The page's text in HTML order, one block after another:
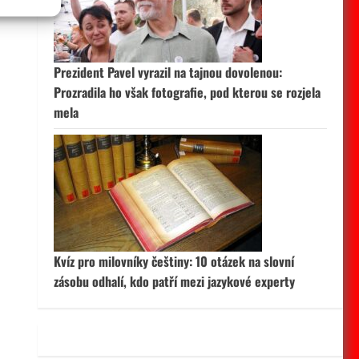
Prezident Pavel vyrazil na tajnou dovolenou:
Prozradila ho však fotografie, pod kterou se rozjela
mela
Kvíz pro milovníky češtiny: 10 otázek na slovní
zásobu odhalí, kdo patří mezi jazykové experty